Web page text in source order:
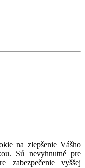
na zlepšenie Vášho
Sú nevyhnutné pre
zabezpečenie vyššej